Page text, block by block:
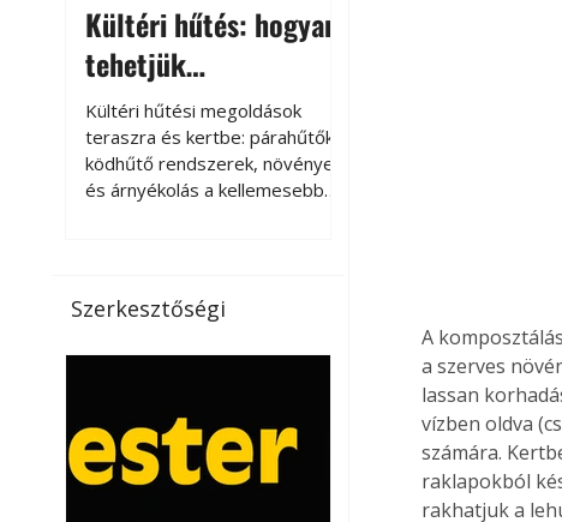
Kültéri hűtés: hogyan
tehetjük
kellemesebbé a
teraszt és a kertet?
Kültéri hűtési megoldások
teraszra és kertbe: párahűtők,
ködhűtő rendszerek, növények
és árnyékolás a kellemesebb
jelentőséget kapott, ahogy a
nyári hőhullámok gyakoribbá és
a megoldást a meleg ellen, ma
már egyre többen keresnek
olyan kültéri hűtési
Szerkesztőségi
A
a szerves
lassan
vízben oldva
számára.
raklapokból
rakhatjuk a